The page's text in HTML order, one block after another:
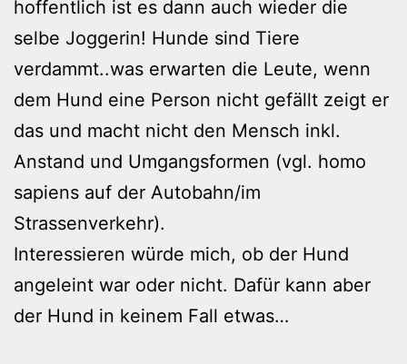
hoffentlich ist es dann auch wieder die
selbe Joggerin! Hunde sind Tiere
verdammt..was erwarten die Leute, wenn
dem Hund eine Person nicht gefällt zeigt er
das und macht nicht den Mensch inkl.
Anstand und Umgangsformen (vgl. homo
sapiens auf der Autobahn/im
Strassenverkehr).
Interessieren würde mich, ob der Hund
angeleint war oder nicht. Dafür kann aber
der Hund in keinem Fall etwas…